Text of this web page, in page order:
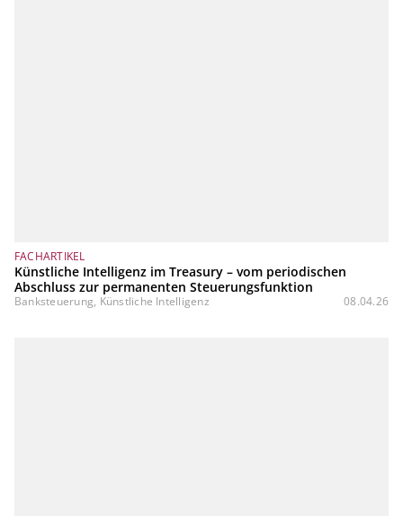
FACHARTIKEL
Künstliche Intelligenz im Treasury – vom periodischen
Abschluss zur permanenten Steuerungsfunktion
Banksteuerung, Künstliche Intelligenz 08.04.26